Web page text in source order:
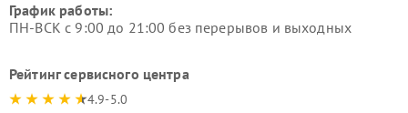
График работы:
ПН-ВСК с 9:00 до 21:00 без перерывов и выходных
Рейтинг сервисного центра
4.9-5.0